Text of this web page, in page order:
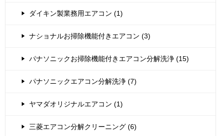
ダイキン製業務用エアコン (1)
ナショナルお掃除機能付きエアコン (3)
パナソニックお掃除機能付きエアコン分解洗浄 (15)
パナソニックエアコン分解洗浄 (7)
ヤマダオリジナルエアコン (1)
三菱エアコン分解クリーニング (6)